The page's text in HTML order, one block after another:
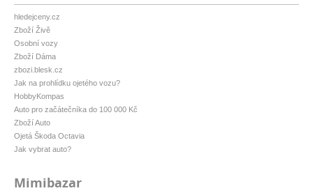
hledejceny.cz
Zboží Živě
Osobní vozy
Zboží Dáma
zbozi.blesk.cz
Jak na prohlídku ojetého vozu?
HobbyKompas
Auto pro začátečníka do 100 000 Kč
Zboží Auto
Ojetá Škoda Octavia
Jak vybrat auto?
Mimibazar